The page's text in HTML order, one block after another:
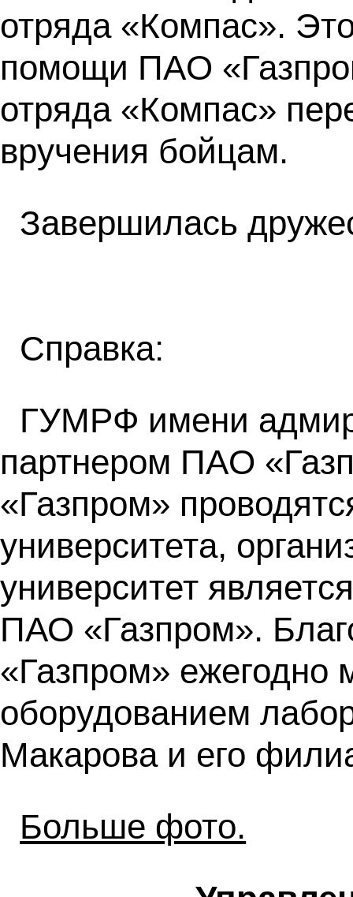
отряда «Компас».
помощи ПАO
отряда «Компас»
вручения бойцам.
Завершилась
Справка:
ГУМРФ имени
партнером ПАO
«Газпром»
университета,
университет
ПАО «Газпром».
«Газпром»
оборудованием
Макарова и его
Больше фото.